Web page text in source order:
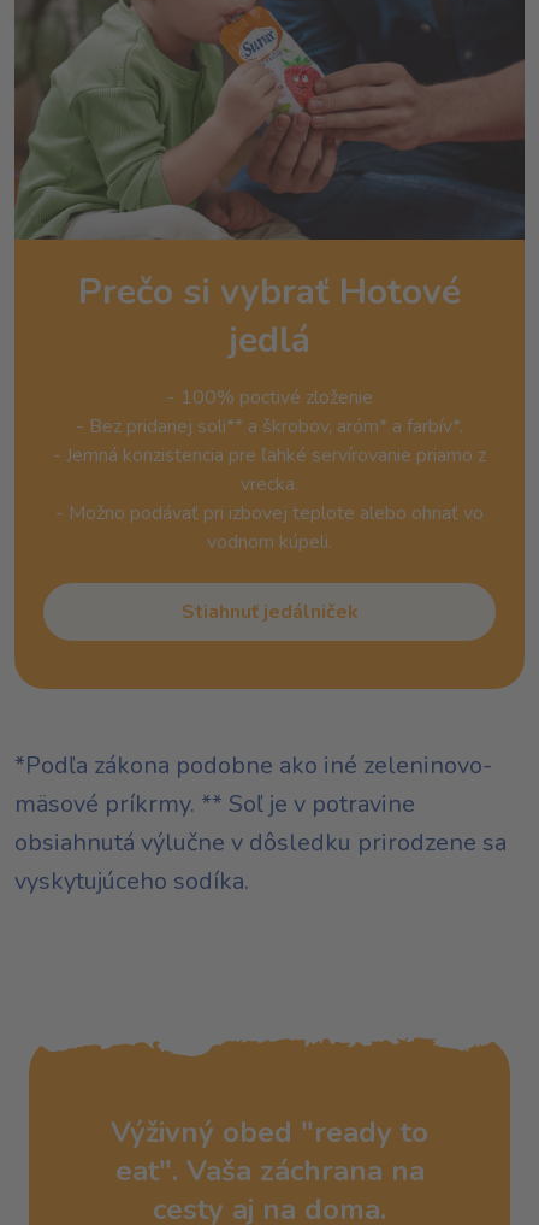
Prečo si vybrať Hotové
jedlá
- 100% poctivé zloženie
- Bez pridanej soli** a škrobov, aróm* a farbív*.
- Jemná konzistencia pre ľahké servírovanie priamo z
vrecka.
- Možno podávať pri izbovej teplote alebo ohriať vo
vodnom kúpeli.
Stiahnuť jedálniček
*Podľa zákona podobne ako iné zeleninovo-
mäsové príkrmy. ** Soľ je v potravine
obsiahnutá výlučne v dôsledku prirodzene sa
vyskytujúceho sodíka.
Výživný obed "ready to
eat". Vaša záchrana na
cesty aj na doma.